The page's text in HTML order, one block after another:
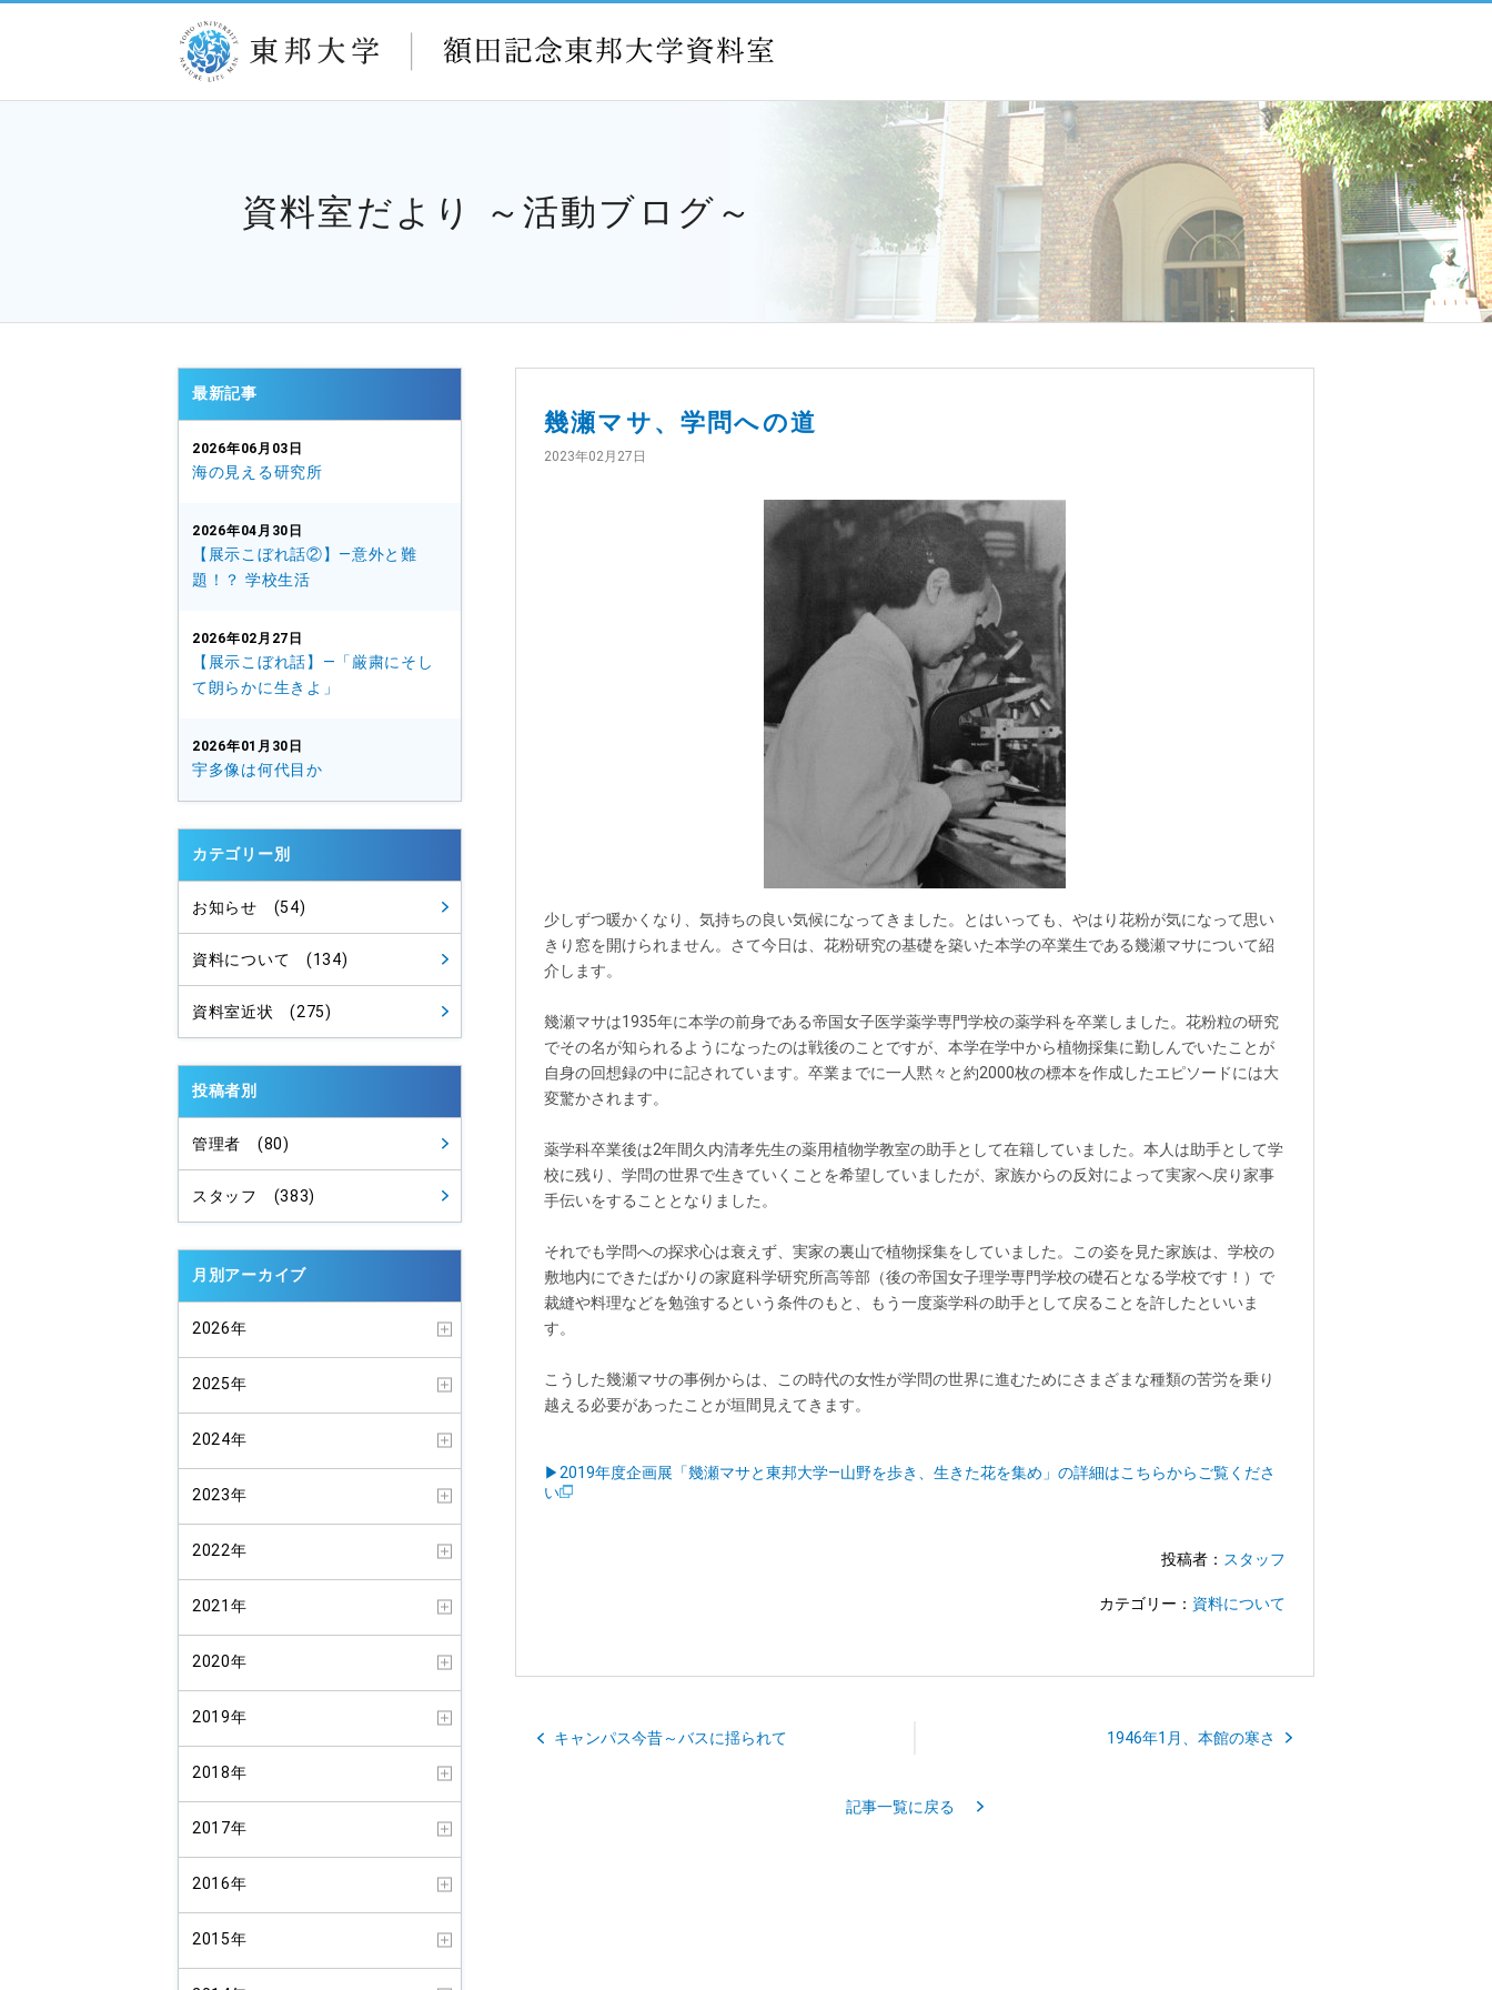
資料室だより ～活動ブログ～
幾瀬マサ、学問への道
2023年02月27日
少しずつ暖かくなり、気持ちの良い気候になってきました。とはいっても、やはり花粉が気になって思い
きり窓を開けられません。さて今日は、花粉研究の基礎を築いた本学の卒業生である幾瀬マサについて紹
介します。
幾瀬マサは1935年に本学の前身である帝国女子医学薬学専門学校の薬学科を卒業しました。花粉粒の研究
でその名が知られるようになったのは戦後のことですが、本学在学中から植物採集に勤しんでいたことが
自身の回想録の中に記されています。卒業までに一人黙々と約2000枚の標本を作成したエピソードには大
変驚かされます。
薬学科卒業後は2年間久内清孝先生の薬用植物学教室の助手として在籍していました。本人は助手として学
校に残り、学問の世界で生きていくことを希望していましたが、家族からの反対によって実家へ戻り家事
手伝いをすることとなりました。
それでも学問への探求心は衰えず、実家の裏山で植物採集をしていました。この姿を見た家族は、学校の
敷地内にできたばかりの家庭科学研究所高等部（後の帝国女子理学専門学校の礎石となる学校です！）で
裁縫や料理などを勉強するという条件のもと、もう一度薬学科の助手として戻ることを許したといいま
す。
こうした幾瀬マサの事例からは、この時代の女性が学問の世界に進むためにさまざまな種類の苦労を乗り
越える必要があったことが垣間見えてきます。
▶2019年度企画展「幾瀬マサと東邦大学—山野を歩き、生きた花を集め」の詳細はこちらからご覧くださ
い
投稿者： スタッフ
カテゴリー： 資料について
キャンパス今昔～バスに揺られて 1946年1月、本館の寒さ
記事一覧に戻る
最新記事
2026年06月03日
海の見える研究所
2026年04月30日
【展示こぼれ話②】—意外と難
題！？ 学校生活
2026年02月27日
【展示こぼれ話】—「厳粛にそし
て朗らかに生きよ」
2026年01月30日
宇多像は何代目か
カテゴリー別
お知らせ (54)
資料について (134)
資料室近状 (275)
投稿者別
管理者 (80)
スタッフ (383)
月別アーカイブ
2026年
2025年
2024年
2023年
2022年
2021年
2020年
2019年
2018年
2017年
2016年
2015年